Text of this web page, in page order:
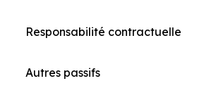
Responsabilité contractuelle
Autres passifs